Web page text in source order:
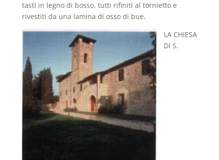
tastI in legno di bosso, tutti rifiniti al tornietto e
rivestiti da una lamina di osso di bue.
LA CHIESA
DI S.